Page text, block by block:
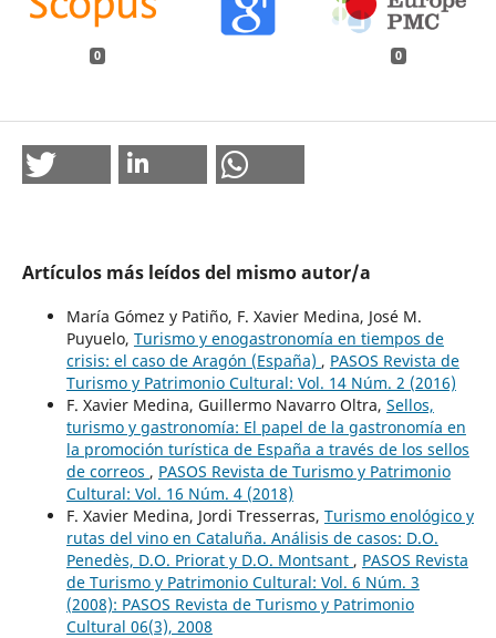
0 0
Artículos más leídos del mismo autor/a
María Gómez y Patiño, F. Xavier Medina, José M.
Puyuelo, Turismo y enogastronomía en tiempos de
crisis: el caso de Aragón (España) , PASOS Revista de
Turismo y Patrimonio Cultural: Vol. 14 Núm. 2 (2016)
F. Xavier Medina, Guillermo Navarro Oltra, Sellos,
turismo y gastronomía: El papel de la gastronomía en
la promoción turística de España a través de los sellos
de correos , PASOS Revista de Turismo y Patrimonio
Cultural: Vol. 16 Núm. 4 (2018)
F. Xavier Medina, Jordi Tresserras, Turismo enológico y
rutas del vino en Cataluña. Análisis de casos: D.O.
Penedès, D.O. Priorat y D.O. Montsant , PASOS Revista
de Turismo y Patrimonio Cultural: Vol. 6 Núm. 3
(2008): PASOS Revista de Turismo y Patrimonio
Cultural 06(3), 2008